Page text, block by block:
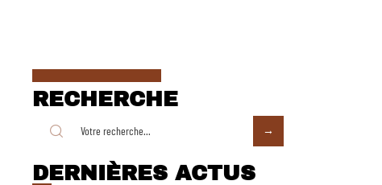
RECHERCHE
DERNIÈRES ACTUS